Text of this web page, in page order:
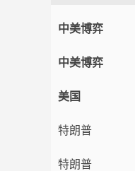
中美博弈
中美博弈
美国
特朗普
特朗普